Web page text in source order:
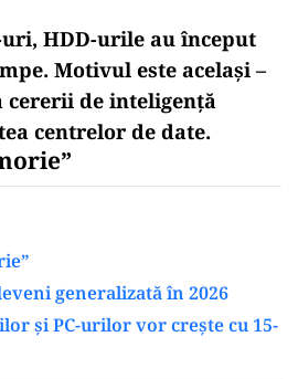
uri, HDD-urile au început
Motivul este același –
cererii de inteligență
centrelor de date.
generalizată în 2026
și PC-urilor vor crește cu 15-